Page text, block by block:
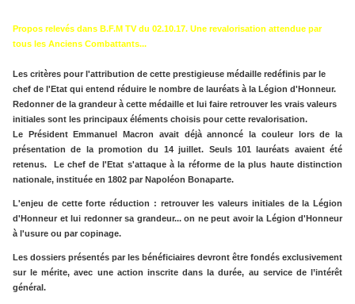
Propos relevés dans B.F.M TV du 02.10.17. Une revalorisation attendue par
tous les Anciens Combattants...
Les critères pour l'attribution de cette prestigieuse médaille redéfinis par le
chef de l'Etat qui entend réduire le nombre de lauréats à la Légion d'Honneur.
Redonner de la grandeur à cette médaille et lui faire retrouver les vrais valeurs
initiales sont les principaux éléments choisis pour cette revalorisation.
Le Président Emmanuel Macron avait déjà annoncé la couleur lors de la
présentation de la promotion du 14 juillet. Seuls 101 lauréats avaient été
retenus. Le chef de l'Etat s'attaque à la réforme de la plus haute distinction
nationale, instituée en 1802 par Napoléon Bonaparte.
L'enjeu de cette forte réduction : retrouver les valeurs initiales de la Légion
d'Honneur et lui redonner sa grandeur... on ne peut avoir la Légion d'Honneur
à l'usure ou par copinage.
Les dossiers présentés par les bénéficiaires devront être fondés exclusivement
sur le mérite, avec une action inscrite dans la durée, au service de l’intérêt
général.